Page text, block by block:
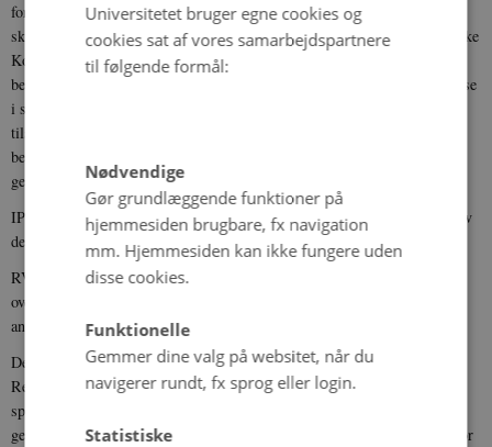
forskningsprojekter der vedrører ”særlig komplekse områder” fremover
skal anmeldes som førsteinstanssager hos Den Nationale Videnskabsetiske
Komite (DNVK). De særligt komplekse områder blev fastlagt i
bekendtgørelse af 15. juni 2012 om information og samtykke til deltagelse
i sundhedsvidenskabelige forskningsprojekter samt om anmeldelse af og
tilsyn med sundhedsvidenskabelige forskningsprojekter. Af
bekendtgørelsen fremgår at projekter med omfattende kortlægning af
genomet fremover skal førsteinstansbehandles af DNVK.
IPSYCH-projektet blev anmeldt til RVK M forinden genomprojekter blev
defineret som et "særligt komplekst område”.
RVK M's behandling og godkendelse af IPSYCH-projektet er derfor i
overensstemmelse med gældende lov og praksis på
anmeldelsestidspunktet.
Den 12. oktober 2012 vedtog DNVK de første genomretningslinjer.
Retningslinjerne udspringer af, at der ikke lovgivningsmæssigt var taget
specifikt stilling til de særlige videnskabsetiske problemstillinger, som
genomforskning indeholder. I genomretningslinjerne opstilles kriterier for
Universitetet bruger egne cookies og
cookies sat af vores samarbejdspartnere
til følgende formål:
Nødvendige
Gør grundlæggende funktioner på
hjemmesiden brugbare, fx navigation
mm. Hjemmesiden kan ikke fungere uden
disse cookies.
Funktionelle
Gemmer dine valg på websitet, når du
navigerer rundt, fx sprog eller login.
Statistiske